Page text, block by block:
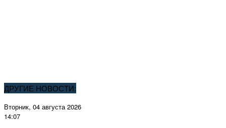
ДРУГИЕ НОВОСТИ:
Вторник, 04 августа 2026
14:07